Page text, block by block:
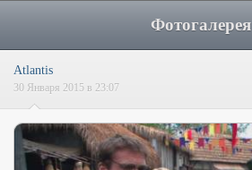
Фотогалерея
Atlantis
30 Января 2015 в 23:07